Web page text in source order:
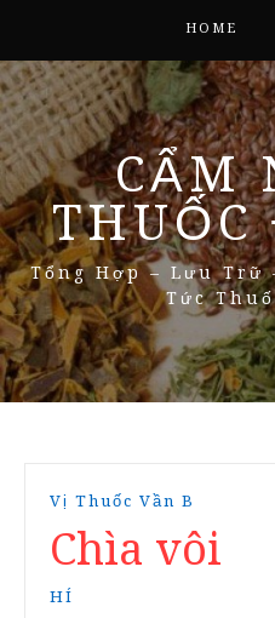
HOME
CẨM
THUỐC
Tổng Hợp – Lưu Trữ
Tức
Vị Thuốc Vần B
Chìa vôi
HÍ